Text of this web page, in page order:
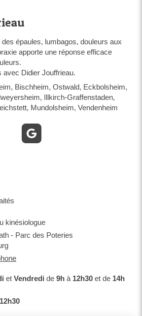
épaules, lumbagos, douleurs aux
apporte une réponse efficace
avec Didier Jouffrieau.
Bischheim, Ostwald, Eckbolsheim,
Illkirch-Graffenstaden,
Mundolsheim, Vendenheim
kinésiologue
- Parc des Poteries
et Vendredi de 9h à 12h30 et de 14h
12h30